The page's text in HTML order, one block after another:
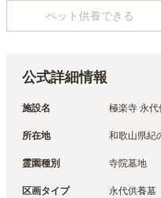
ペット供養できる
公式詳細情報
施設名 極楽寺 永
所在地 和歌山県紀
霊園種別 寺院墓地
区画タイプ 永代供養墓